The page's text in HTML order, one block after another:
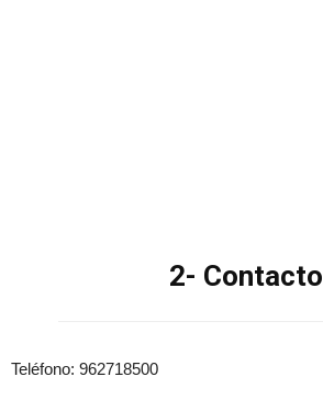
2- Contacto
Teléfono: 962718500